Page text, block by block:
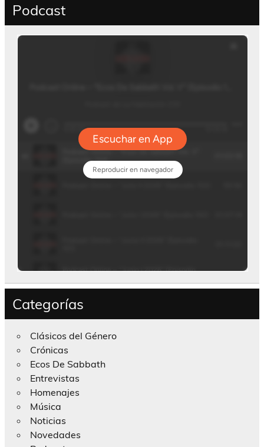
Podcast
Categorías
Clásicos del Género
Crónicas
Ecos De Sabbath
Entrevistas
Homenajes
Música
Noticias
Novedades